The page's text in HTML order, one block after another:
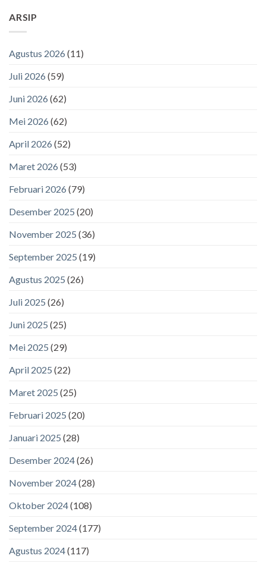
ARSIP
Agustus 2026 (11)
Juli 2026 (59)
Juni 2026 (62)
Mei 2026 (62)
April 2026 (52)
Maret 2026 (53)
Februari 2026 (79)
Desember 2025 (20)
November 2025 (36)
September 2025 (19)
Agustus 2025 (26)
Juli 2025 (26)
Juni 2025 (25)
Mei 2025 (29)
April 2025 (22)
Maret 2025 (25)
Februari 2025 (20)
Januari 2025 (28)
Desember 2024(26)
November 2024(28)
Oktober 2024(108)
September 2024(177)
Agustus 2024(117)